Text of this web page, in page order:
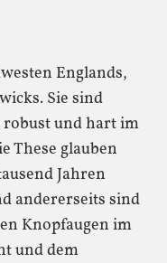
Englands,
Sie sind
und hart im
These glauben
Jahren
andererseits sind
Knopfaugen im
und dem